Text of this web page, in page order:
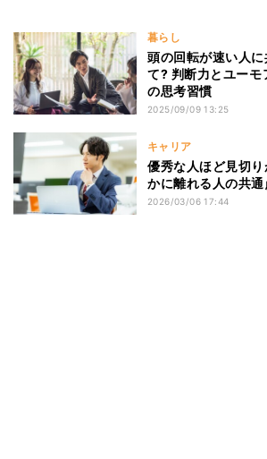
暮らし
頭の回転が速い人
て? 判断力とユーモ
の思考習慣
2025/09/09 13:25
キャリア
優秀な人ほど見切
かに離れる人の共通
2026/03/06 17:44